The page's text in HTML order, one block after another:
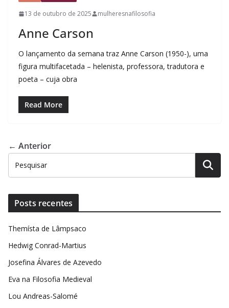
13 de outubro de 2025 mulheresnafilosofia
Anne Carson
O lançamento da semana traz Anne Carson (1950-), uma
figura multifacetada – helenista, professora, tradutora e
poeta – cuja obra
Read More
← Anterior
Posts recentes
Themísta de Lâmpsaco
Hedwig Conrad-Martius
Josefina Álvares de Azevedo
Eva na Filosofia Medieval
Lou Andreas-Salomé